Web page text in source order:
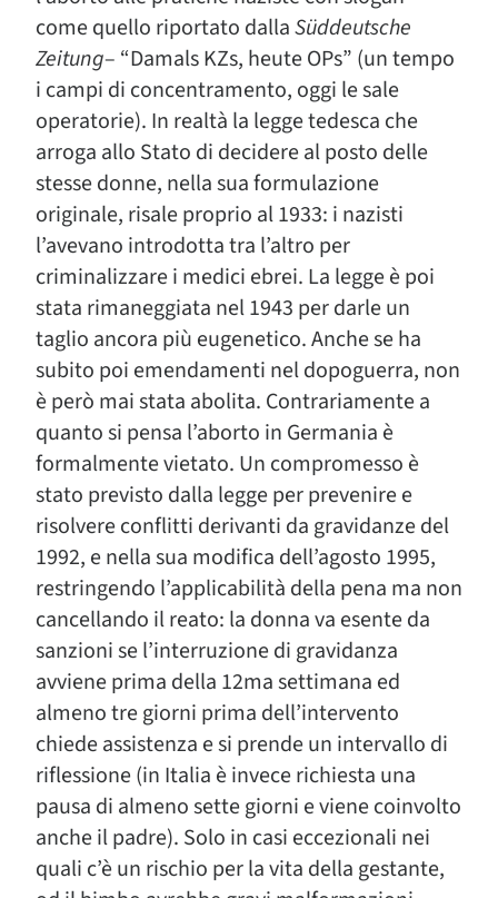
come quello riportato dallaSüddeutsche
Zeitung– “Damals KZs, heute OPs” (un tempo
i campi di concentramento, oggi le sale
operatorie). In realtà la legge tedesca che
arroga allo Stato di decidere al posto delle
stesse donne, nella sua formulazione
originale, risale proprio al 1933: i nazisti
l’avevano introdotta tra l’altro per
criminalizzare i medici ebrei. La legge è poi
stata rimaneggiata nel 1943 per darle un
taglio ancora più eugenetico. Anche se ha
subito poi emendamenti nel dopoguerra, non
è però mai stata abolita. Contrariamente a
quanto si pensa l’aborto in Germania è
formalmente vietato. Un compromesso è
stato previsto dalla legge per prevenire e
risolvere conflitti derivanti da gravidanze del
1992, e nella sua modifica dell’agosto 1995,
restringendo l’applicabilità della pena ma non
cancellando il reato: la donna va esente da
sanzioni se l’interruzione di gravidanza
avviene prima della 12ma settimana ed
almeno tre giorni prima dell’intervento
chiede assistenza e si prende un intervallo di
riflessione (in Italia è invece richiesta una
pausa di almeno sette giorni e viene coinvolto
anche il padre). Solo in casi eccezionali nei
quali c’è un rischio per la vita della gestante,